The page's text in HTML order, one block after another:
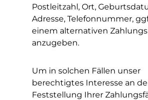
Postleitzahl, Ort,
Adresse, Telefonnummer,
einem alternativen
anzugeben.
Um in solchen Fällen unser
berechtigtes Interesse an
Feststellung Ihrer